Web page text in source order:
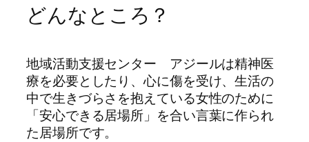
どんなところ？
地域活動支援センター アジールは精神医
療を必要としたり、心に傷を受け、生活の
中で生きづらさを抱えている女性のために
「安心できる居場所」を合い言葉に作られ
た居場所です。